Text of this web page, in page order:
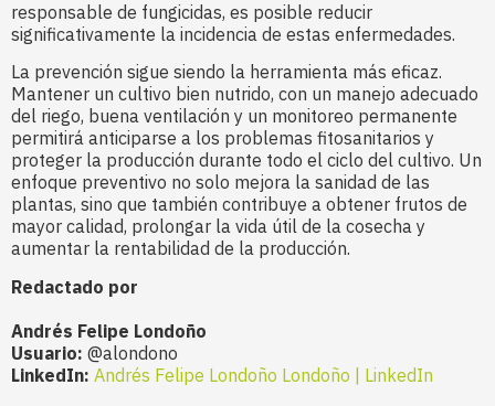
responsable de fungicidas, es posible reducir
significativamente la incidencia de estas enfermedades.
La prevención sigue siendo la herramienta más eficaz.
Mantener un cultivo bien nutrido, con un manejo adecuado
del riego, buena ventilación y un monitoreo permanente
permitirá anticiparse a los problemas fitosanitarios y
proteger la producción durante todo el ciclo del cultivo. Un
enfoque preventivo no solo mejora la sanidad de las
plantas, sino que también contribuye a obtener frutos de
mayor calidad, prolongar la vida útil de la cosecha y
aumentar la rentabilidad de la producción.
Redactado por
Andrés Felipe Londoño
Usuario: @alondono
LinkedIn: Andrés Felipe Londoño Londoño | LinkedIn